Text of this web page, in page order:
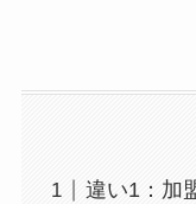
違い1：加